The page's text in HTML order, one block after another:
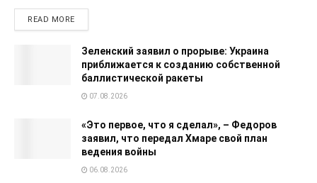
READ MORE
Зеленский заявил о прорыве: Украина
приближается к созданию собственной
баллистической ракеты
07.08.2026
«Это первое, что я сделал», – Федоров
заявил, что передал Хмаре свой план
ведения войны
06.08.2026